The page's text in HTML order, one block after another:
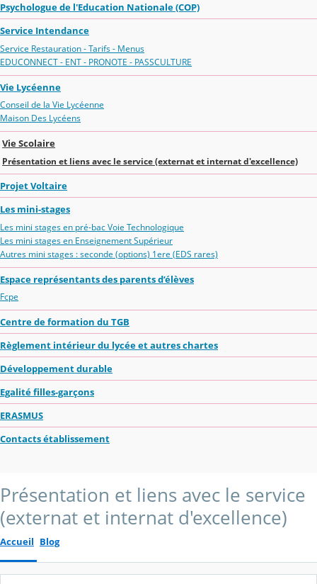
Psychologue de l'Education Nationale (COP)
Service Intendance
Service Restauration - Tarifs - Menus
EDUCONNECT - ENT - PRONOTE - PASSCULTURE
Vie Lycéenne
Conseil de la Vie Lycéenne
Maison Des Lycéens
Vie Scolaire
Présentation et liens avec le service (externat et internat d'excellence)
Projet Voltaire
Les mini-stages
Les mini stages en pré-bac Voie Technologique
Les mini stages en Enseignement Supérieur
Autres mini stages : seconde (options) 1ere (EDS rares)
Espace représentants des parents d’élèves
Fcpe
Centre de formation du TGB
Règlement intérieur du lycée et autres chartes
Développement durable
Egalité filles-garçons
ERASMUS
Contacts établissement
Présentation et liens avec le service
(externat et internat d'excellence)
Accueil Blog